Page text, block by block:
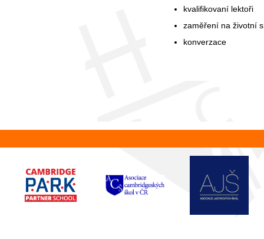
kvalifikovaní lektoři
zaměření na životní
konverzace